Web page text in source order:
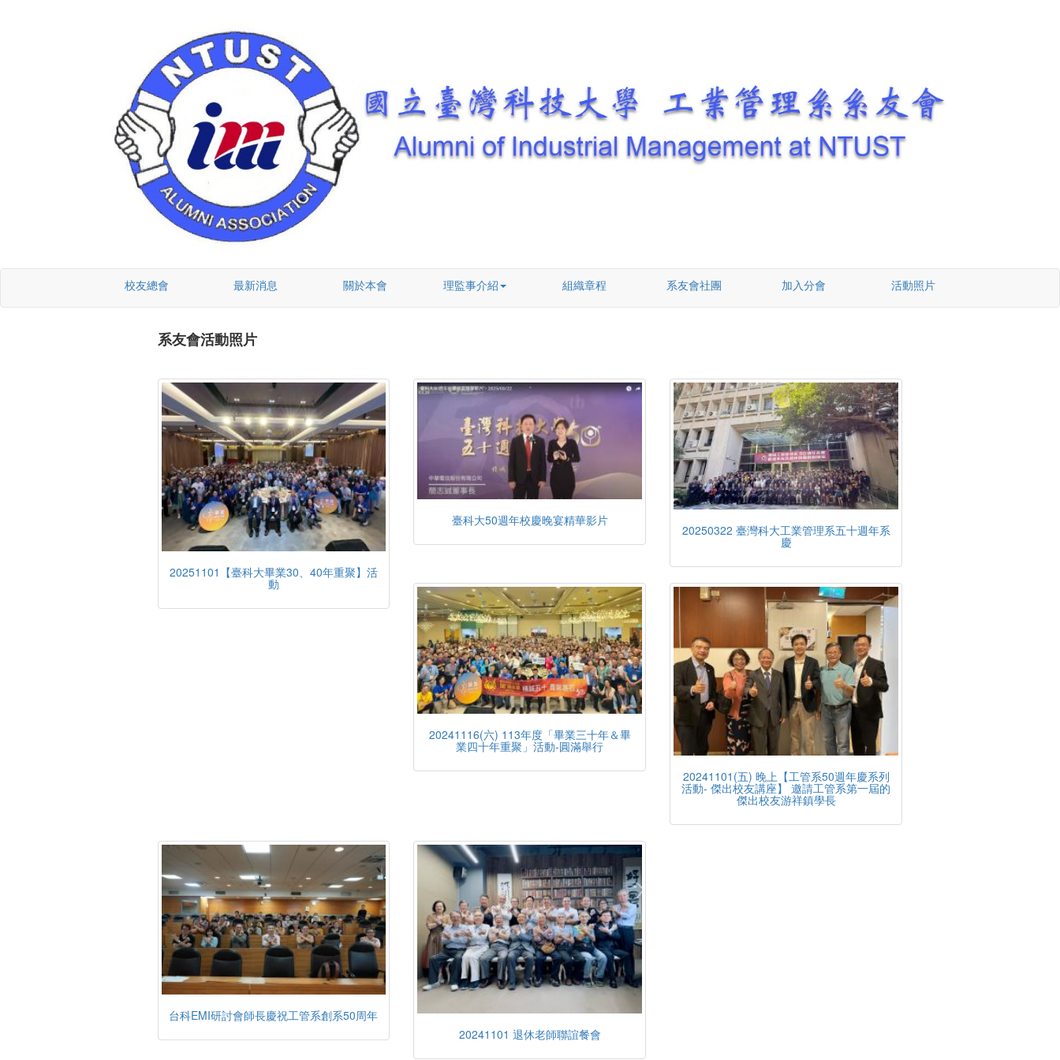
校友總會 最新消息 關於本會 理監事介紹 組織章程 系友會社團 加入分會 活動照片
系友會活動照片
20251101【臺科大畢業30、40年重聚】活
動
臺科大50週年校慶晚宴精華影片
20250322 臺灣科大工業管理系五十週年系
慶
20241116(六) 113年度「畢業三十年＆畢
業四十年重聚」活動-圓滿舉行
20241101(五) 晚上【工管系50週年慶系列
活動- 傑出校友講座】 邀請工管系第一屆的
傑出校友游祥鎮學長
台科EMI研討會師長慶祝工管系創系50周年
20241101 退休老師聯誼餐會